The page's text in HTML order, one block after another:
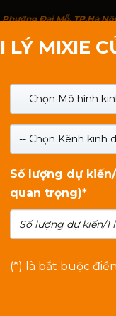
Đại Mỗ, TP.Hà
MIXIE
-- Chọn Mô hình
-- Chọn Kênh kinh
Số lượng dự
quan trọng)*
(*) là bắt buộc